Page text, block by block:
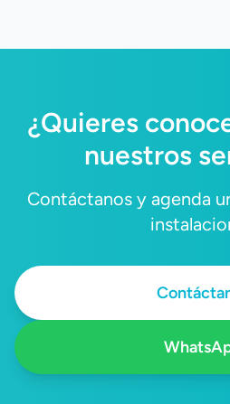
¿Quieres
nuestros
Contáctanos y agenda